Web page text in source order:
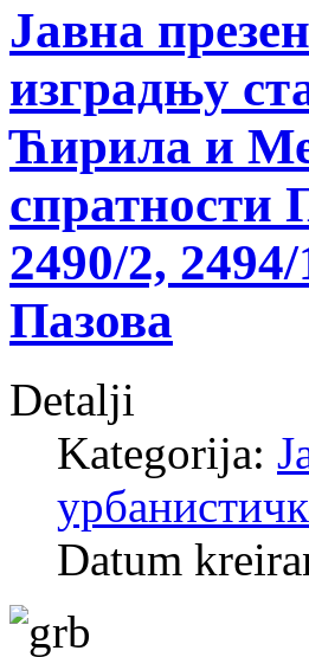
Јавнa
изградњу
Ћирила и
2490/2,
Пазова
Detalji
Kategorija:
Datum